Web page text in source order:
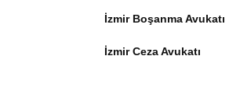
İzmir Boşanma Avukatı
İzmir Ceza Avukatı